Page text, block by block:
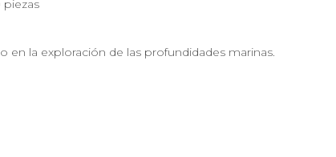
piezas
en la exploración de las profundidades marinas.